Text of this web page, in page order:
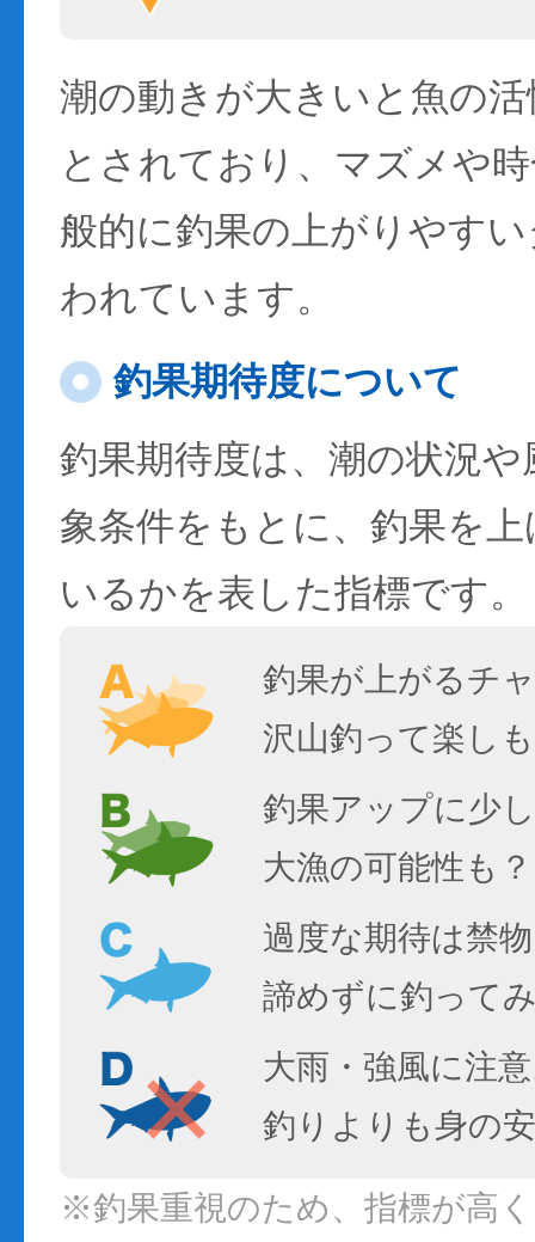
潮の動きが大きいと魚の
とされており、マズメや
般的に釣果の上がりやす
われています。
釣果期待度について
釣果期待度は、潮の状況
象条件をもとに、釣果を
いるかを表した指標です。
釣果が上がるチ
沢山釣って楽し
釣果アップに少
大漁の可能性も？
過度な期待は禁
諦めずに釣って
大雨・強風に注
釣りよりも身の
※釣果重視のため、指標が高